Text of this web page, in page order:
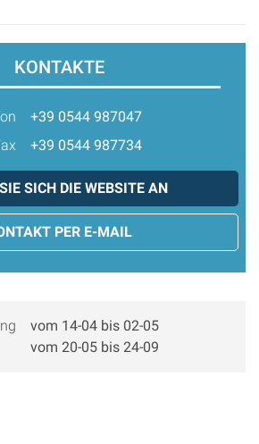
KONTAKTE
+39 0544 987047
+39 0544 987734
SICH DIE WEBSITE AN
PER E-MAIL
vom 14-04 bis 02-05
vom 20-05 bis 24-09